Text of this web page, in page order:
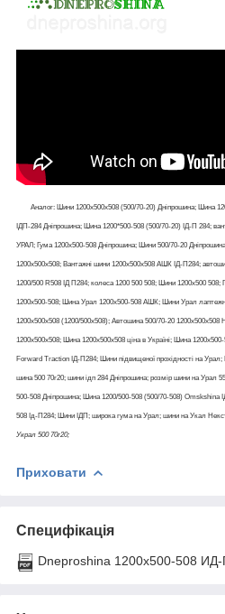
Аналог: Шини 1200х500х508 (500/70-20) Дніпрошина; Шина
ІДП-284 Дніпрошина; Шина 1200*500-508 (500/70-20) ІД-П 284;
УРАЛ; Гума 1200х500-508 Дніпрошина; Шини 500/70-20
1200х500х508; Вантажні шини 1200х500х508 АШК ІД-П284;
1200/500 R508 ІД П284; колеса 1200 500 508; Шини 1200х500
1200х500-508; Шина Урал 1200х500-508 АШК; Шини Урал
1200х500х508 (1200/500х508); Автошина 500/70-20
1200х500х508; Шина 1200х500х508 ціна в Україні; Шина
Forward Traction ІД-П284; Шини підвищеної прохідності на
шина 500 70r20; шини ідп 284 Дніпрошина; розмір шини на Урал
500-508 Дніпрошина; Шина 1200/500-508 (500/70-508) Omskshina
508 Ід-П284; Шини ІДП; широка гума на Урал; шини на Укал
Украл 500 70r20;
Приховати
Специфікація
Dneproshina 1200х500-508